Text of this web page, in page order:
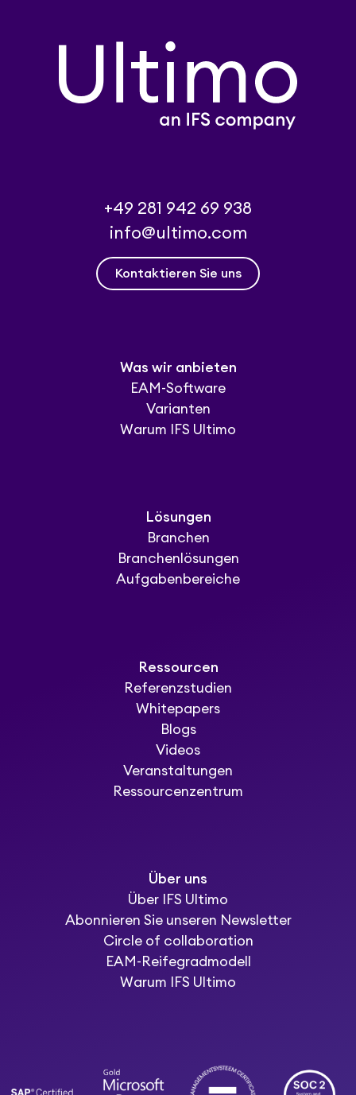
+49 281 942 69 938
info@ultimo.com
Kontaktieren Sie uns
Was wir anbieten
EAM-Software
Varianten
Warum IFS Ultimo
Lösungen
Branchen
Branchenlösungen
Aufgabenbereiche
Ressourcen
Referenzstudien
Whitepapers
Blogs
Videos
Veranstaltungen
Ressourcenzentrum
Über uns
Über IFS Ultimo
Abonnieren Sie unseren Newsletter
Circle of collaboration
EAM-Reifegradmodell
Warum IFS Ultimo